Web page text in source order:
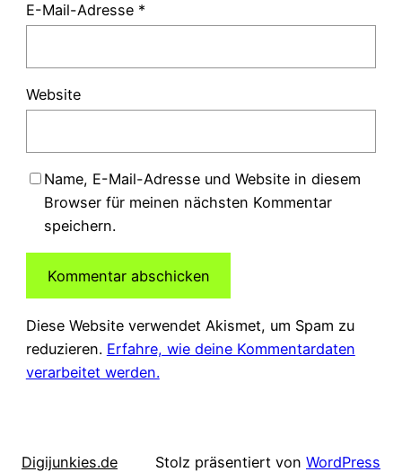
E-Mail-Adresse *
Website
Name, E-Mail-Adresse und Website in diesem
Browser für meinen nächsten Kommentar
speichern.
Diese Website verwendet Akismet, um Spam zu
reduzieren. Erfahre, wie deine Kommentardaten
verarbeitet werden.
Digijunkies.de Stolz präsentiert von WordPress